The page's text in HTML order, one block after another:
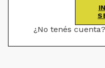
¿No tenés cuenta?